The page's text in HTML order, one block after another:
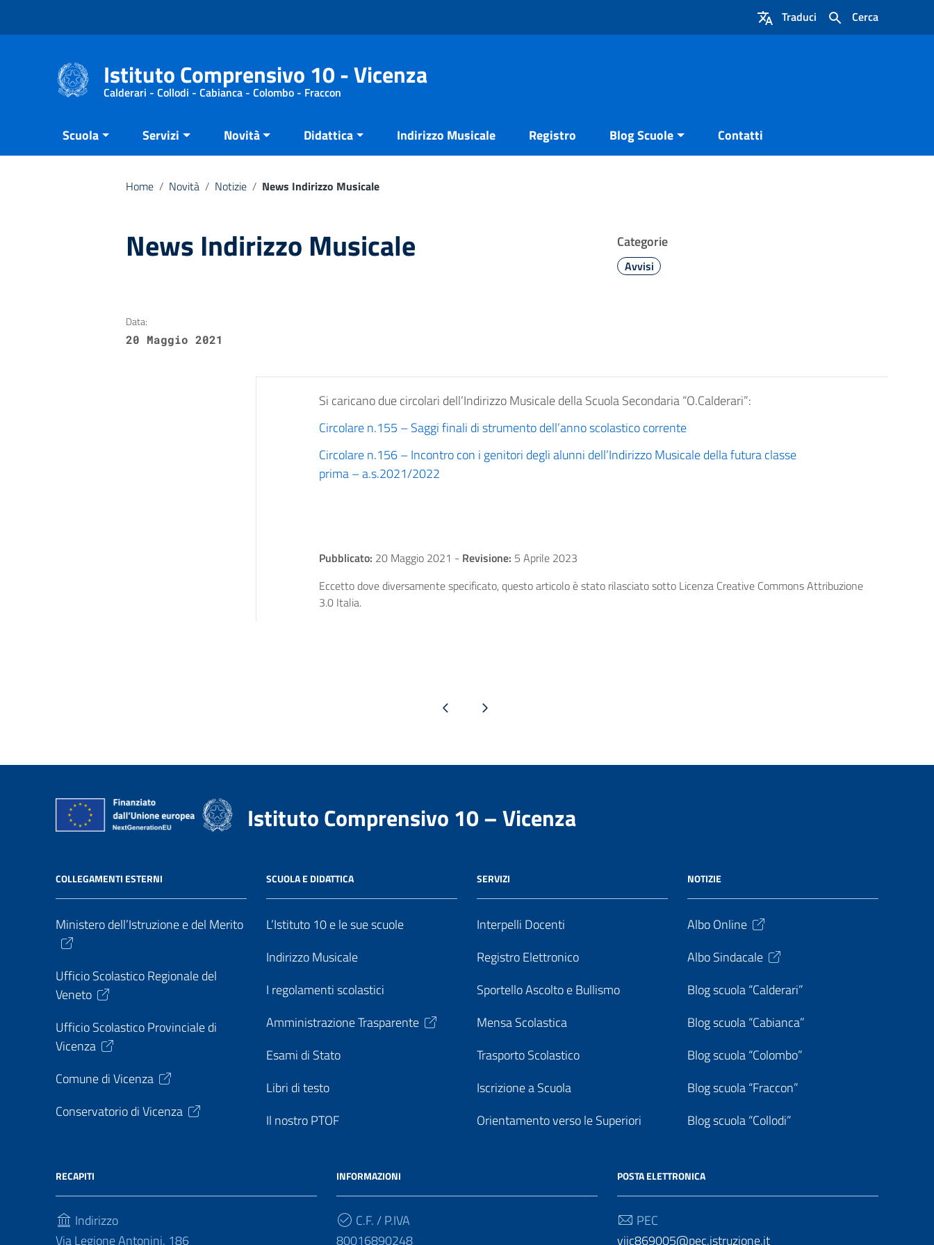
Cerca
Traduci
Istituto Comprensivo 10 - Vicenza
Calderari - Collodi - Cabianca - Colombo - Fraccon
Scuola Servizi Novità Didattica Indirizzo Musicale Registro Blog Scuole Contatti
Home / Novità / Notizie / News Indirizzo Musicale
News Indirizzo Musicale Categorie
Avvisi
Data:
20 Maggio 2021
Si caricano due circolari dell’Indirizzo Musicale della Scuola Secondaria “O.Calderari”:
Circolare n.155 – Saggi finali di strumento dell’anno scolastico corrente
Circolare n.156 – Incontro con i genitori degli alunni dell’Indirizzo Musicale della futura classe
prima – a.s.2021/2022
Pubblicato: 20 Maggio 2021 - Revisione: 5 Aprile 2023
Eccetto dove diversamente specificato, questo articolo è stato rilasciato sotto Licenza Creative Commons Attribuzione
3.0 Italia.
Pagina precedentePagina successiva
Istituto Comprensivo 10 – Vicenza
COLLEGAMENTI ESTERNI
Ministero dell’Istruzione e del Merito
Ufficio Scolastico Regionale del
Veneto
Ufficio Scolastico Provinciale di
Vicenza
Comune di Vicenza
Conservatorio di Vicenza
SCUOLA E DIDATTICA
L’Istituto 10 e le sue scuole
Indirizzo Musicale
I regolamenti scolastici
Amministrazione Trasparente
Esami di Stato
Libri di testo
Il nostro PTOF
SERVIZI
Interpelli Docenti
Registro Elettronico
Sportello Ascolto e Bullismo
Mensa Scolastica
Trasporto Scolastico
Iscrizione a Scuola
Orientamento verso le Superiori
NOTIZIE
Albo Online
Albo Sindacale
Blog scuola “Calderari”
Blog scuola “Cabianca”
Blog scuola “Colombo”
Blog scuola “Fraccon”
Blog scuola “Collodi”
RECAPITI
Indirizzo
Via Legione Antonini, 186
INFORMAZIONI
C.F. / P.IVA
80016890248
POSTA ELETTRONICA
PEC
viic869005@pec.istruzione.it